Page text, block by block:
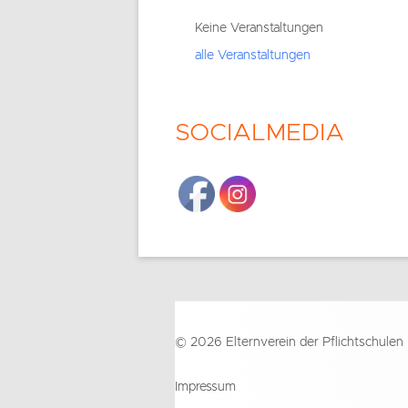
Seitenleiste
Keine Veranstaltungen
alle Veranstaltungen
SOCIALMEDIA
Inhalt
© 2026 Elternverein der Pflichtschulen
Impressum